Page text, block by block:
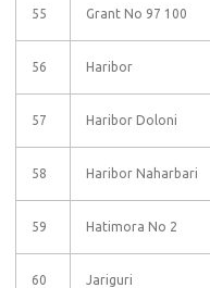
55 Grant No 97 100
56 Haribor
57 Haribor Doloni
58 Haribor Naharbari
59 Hatimora No 2
60 Jariguri